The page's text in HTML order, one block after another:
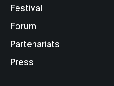
Festival
Forum
Partenariats
Press